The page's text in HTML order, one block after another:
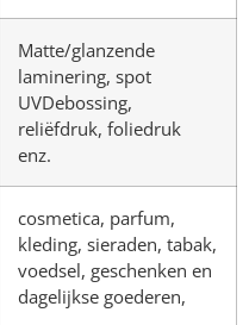
Matte/glanzende
laminering, spot
UVDebossing,
reliëfdruk, foliedruk
enz.
cosmetica, parfum,
kleding, sieraden, tabak,
voedsel, geschenken en
dagelijkse goederen,